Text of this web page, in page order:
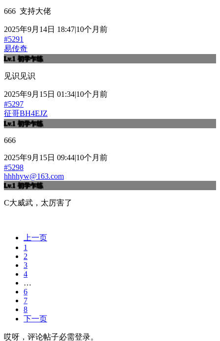
666 支持大佬
2025年9月14日 18:47|10个月前
#5291
易传奇
Lv.1 初学乍练
见识见识
2025年9月15日 01:34|10个月前
#5297
征哥BH4EJZ
Lv.1 初学乍练
666
2025年9月15日 09:44|10个月前
#5298
hhhhyw@163.com
Lv.1 初学乍练
C大威武，太厉害了
上一页
1
2
3
4
…
6
7
8
下一页
哎呀，评论帖子必需登录。